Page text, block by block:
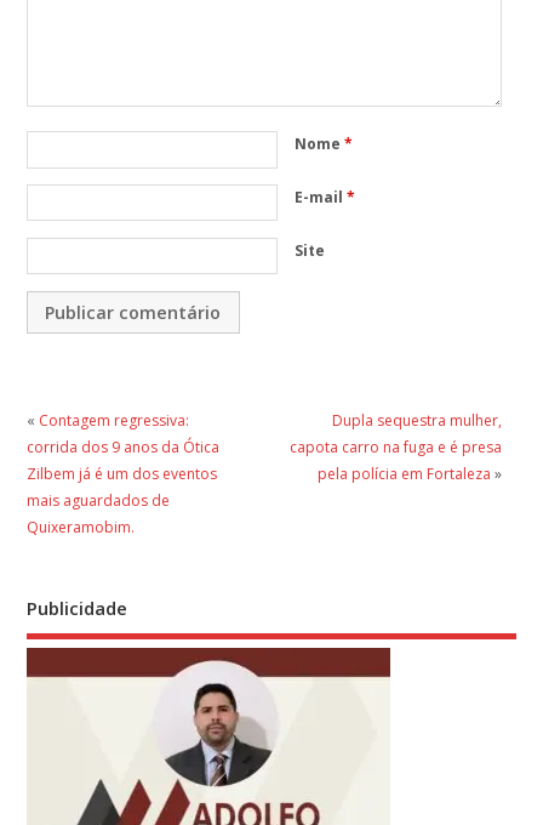
Nome *
E-mail *
Site
« Contagem regressiva:
corrida dos 9 anos da Ótica
Zilbem já é um dos eventos
mais aguardados de
Quixeramobim.
Dupla sequestra mulher,
capota carro na fuga e é presa
pela polícia em Fortaleza »
Publicidade